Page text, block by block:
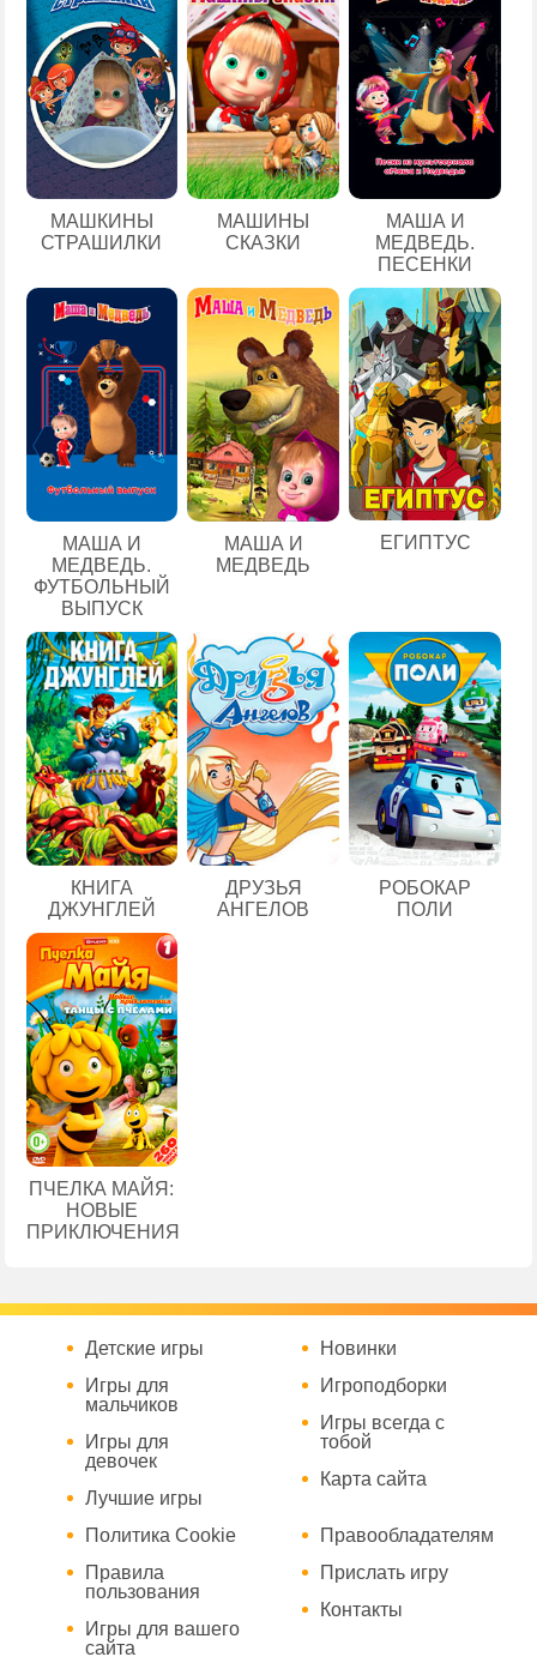
МАШКИНЫ
СТРАШИЛКИ
МАШИНЫ
СКАЗКИ
МАША И
МЕДВЕДЬ.
ПЕСЕНКИ
МАША И
МЕДВЕДЬ.
ФУТБОЛЬНЫЙ
ВЫПУСК
МАША И
МЕДВЕДЬ
ЕГИПТУС
КНИГА
ДЖУНГЛЕЙ
ДРУЗЬЯ
АНГЕЛОВ
РОБОКАР
ПОЛИ
ПЧЕЛКА МАЙЯ:
НОВЫЕ
ПРИКЛЮЧЕНИЯ
Детские игры
Игры для
мальчиков
Игры для
девочек
Лучшие игры
Новинки
Игроподборки
Игры всегда с
тобой
Карта сайта
Политика Cookie
Правила
пользования
Игры для вашего
сайта
Правообладателям
Прислать игру
Контакты